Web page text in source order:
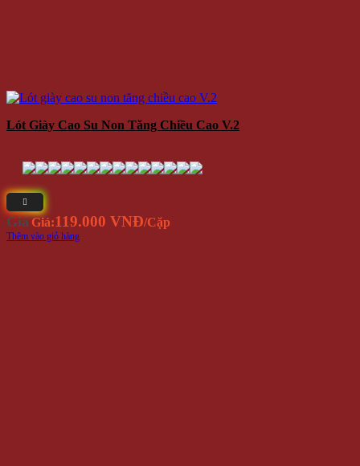
Lót Giày Cao Su Non Tăng Chiều Cao V.2
Giá Giá:119.000 VNĐ/Cặp
Thêm vào giỏ hàng